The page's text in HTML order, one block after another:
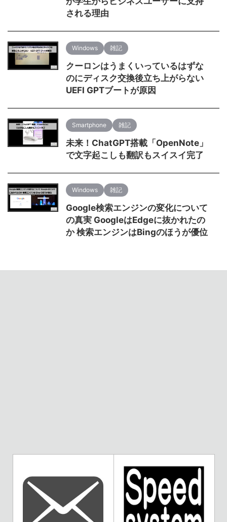
される理由
Windows 雑記
クーロンはうまくいっているはずな
のにディスク交換後立ち上がらない
UEFI GPTブートが原因
Smartphone 雑記
未来！ChatGPT搭載「OpenNote」
で文字起こしも翻訳もスイスイ完了
Windows 雑記
Google検索エンジンの変化について
の真実 GoogleはEdgeに抜かれたの
か 検索エンジンはBingのほうが優位